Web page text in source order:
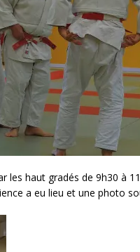
les haut gradés de 9h30 à
a eu lieu et une photo